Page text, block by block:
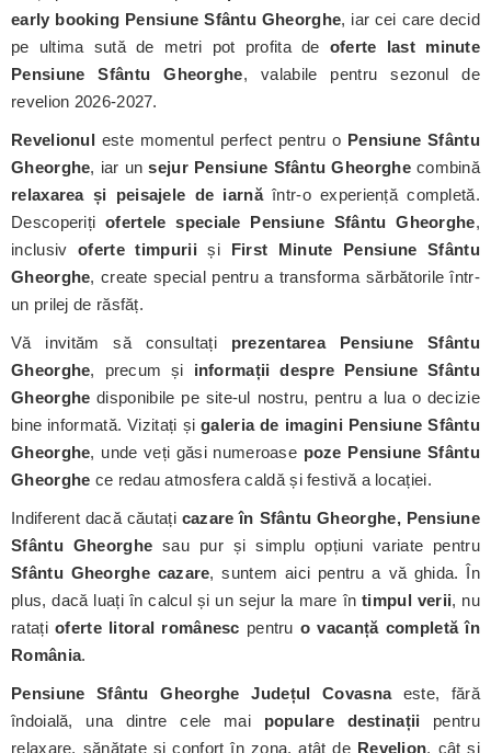
early booking Pensiune Sfântu Gheorghe, iar cei care decid
pe ultima sută de metri pot profita de oferte last minute
Pensiune Sfântu Gheorghe, valabile pentru sezonul de
revelion 2026-2027.
Revelionul este momentul perfect pentru o Pensiune Sfântu
Gheorghe, iar unsejur Pensiune Sfântu Gheorghecombină
relaxarea și peisajele de iarnăîntr-o experiență completă.
Descoperițiofertele speciale Pensiune Sfântu Gheorghe,
inclusivoferte timpurii și First Minute Pensiune Sfântu
Gheorghe, create special pentru a transforma sărbătorile într-
un prilej de răsfăț.
Vă invităm să consultați prezentarea Pensiune Sfântu
Gheorghe, precum și informații despre Pensiune Sfântu
Gheorghe disponibile pe site-ul nostru, pentru a lua o decizie
bine informată. Vizitați șigaleria de imagini Pensiune Sfântu
Gheorghe, unde veți găsi numeroase poze Pensiune Sfântu
Gheorghe ce redau atmosfera caldă și festivă a locației.
Indiferent dacă căutați cazare în Sfântu Gheorghe, Pensiune
Sfântu Gheorghe sau pur și simplu opțiuni variate pentru
Sfântu Gheorghe cazare, suntem aici pentru a vă ghida. În
plus, dacă luați în calcul și un sejur la mare întimpul verii, nu
ratațioferte litoral românesc pentru o vacanță completă în
România.
Pensiune Sfântu Gheorghe Județul Covasnaeste, fără
îndoială, una dintre cele mai populare destinații pentru
relaxare, sănătate și confort în zona, atât de Revelion, cât și